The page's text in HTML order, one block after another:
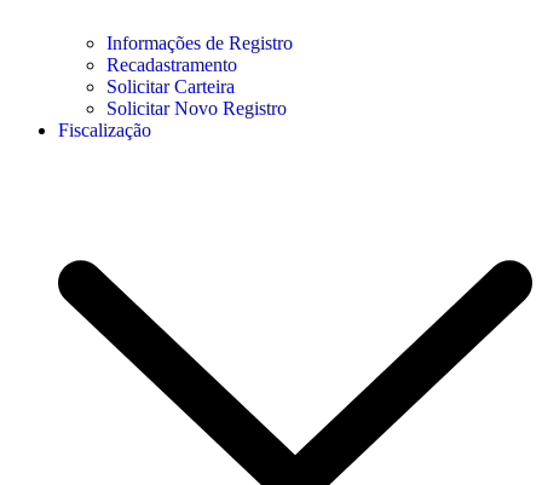
Informações de Registro
Recadastramento
Solicitar Carteira
Solicitar Novo Registro
Fiscalização